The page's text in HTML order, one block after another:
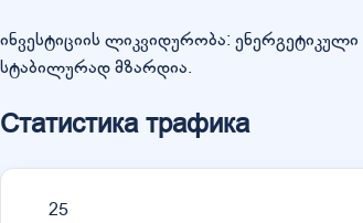
ინვესტიციის ლიკვიდურობა:
სტაბილურად მზარდია.
Статистика трафика
25